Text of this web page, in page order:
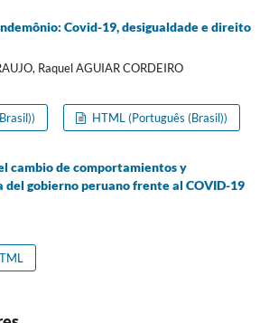
Covid-19, desigualdade e direito
Raquel AGUIAR CORDEIRO
HTML (Português (Brasil))
cambio de comportamientos y
gobierno peruano frente al COVID-19